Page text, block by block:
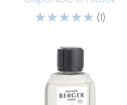
☆☆☆☆☆ (1)